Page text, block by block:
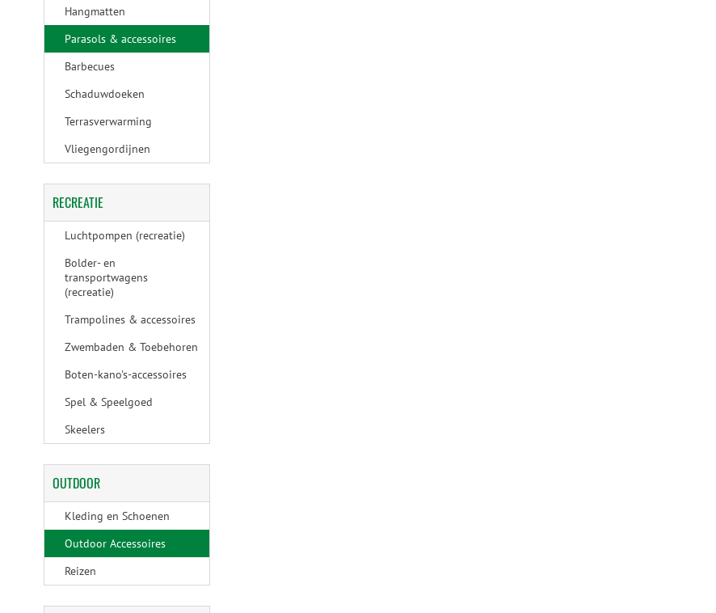
Hangmatten
Parasols & accessoires
Barbecues
Schaduwdoeken
Terrasverwarming
Vliegengordijnen
RECREATIE
Luchtpompen (recreatie)
Bolder- en
transportwagens
(recreatie)
Trampolines & accessoires
Zwembaden & Toebehoren
Boten-kano's-accessoires
Spel & Speelgoed
Skeelers
OUTDOOR
Kleding en Schoenen
Outdoor Accessoires
Reizen